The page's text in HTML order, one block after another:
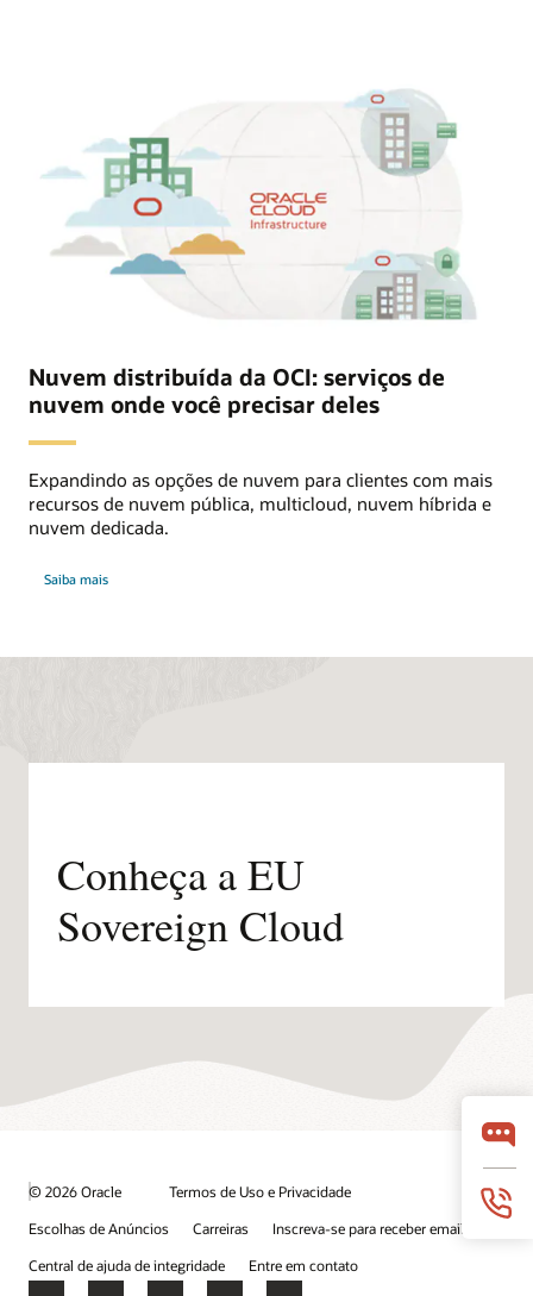
Nuvem distribuída da OCI: serviços de
nuvem onde você precisar deles
Expandindo as opções de nuvem para clientes com mais
recursos de nuvem pública, multicloud, nuvem híbrida e
nuvem dedicada.
Saiba mais
Conheça a EU
Sovereign Cloud
© 2026 Oracle
Termos de Uso e Privacidade
Escolhas de Anúncios
Carreiras
Inscreva-se para receber emails
Central de ajuda de integridade
Entre em contato